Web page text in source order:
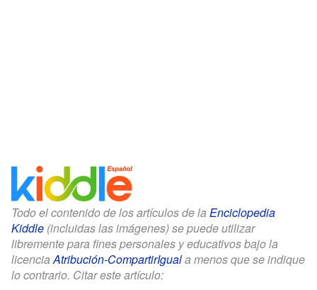
Todo el contenido de los artículos de la Enciclopedia
Kiddle (incluidas las imágenes) se puede utilizar
libremente para fines personales y educativos bajo la
licenciaAtribución-CompartirIguala menos que se indique
lo contrario. Citar este artículo: